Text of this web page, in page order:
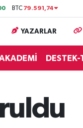
BTC 79.591,74
YAZARLAR
DESTEK-